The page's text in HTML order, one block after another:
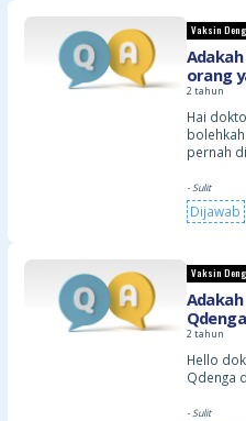
Vaksin
orang
2 tahun
Hai
pernah
- Sulit
Dijawab
Vaksin
2 tahun
Hello
Qdenga
- Sulit